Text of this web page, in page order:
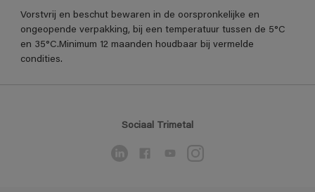
Vorstvrij en beschut bewaren in de oorspronkelijke en
ongeopende verpakking, bij een temperatuur tussen de 5°C
en 35°C.Minimum 12 maanden houdbaar bij vermelde
condities.
Sociaal Trimetal